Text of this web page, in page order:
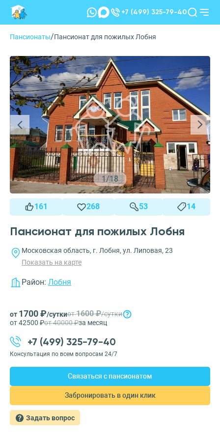
+7 (499) 325-79-40
Пансионаты/Пансионат для пожилых Лобня
1/18
161 268 53 14
Пансионат для пожилых Лобня
Московская область, г. Лобня, ул. Липовая, 23
Показать на карте
Район: Лобня
от 1700 ₽/суткиот1600 ₽/сутки
от 42500 ₽от 40000 ₽за месяц
+7 (499) 325-79-40
Консультация по всем вопросам 24/7
Связаться с пансионатом
Забронировать в один клик
Задать вопрос